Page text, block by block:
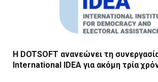
Η DOTSOFT ανανεώνει τη
International IDEA για ακόμη τρία